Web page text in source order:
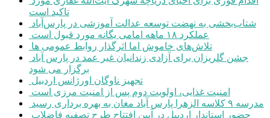
تاکید است
شتاب‌بخشی به نهضت توسعه عدالت آموزشی در پارس‌آباد
عملکرد ۱۸ ماهه امامی یگانه مورد قبول است
تلاش‌های خاموش اما اثرگذار روابط عمومی ها
برگزار می شود
تجهیز ناوگان اورژانس اردبیل
امنیت غذایی، اولویت دوم پس از امنیت مرزی است
مدرسه ۹ کلاسه الزهرا پارس آباد مغان به بهره برداری رسید